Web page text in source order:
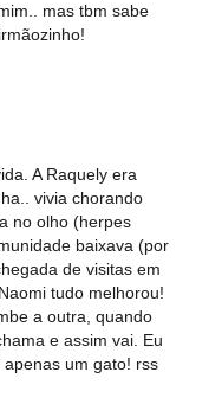
mas tbm sabe
A Raquely era
vivia chorando
no olho (herpes
baixava (por
de visitas em
tudo melhorou!
a outra, quando
e assim vai. Eu
um gato! rss